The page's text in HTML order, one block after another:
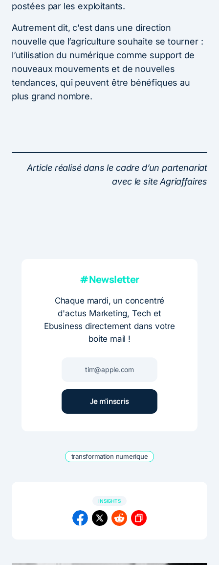
postées par les exploitants.
Autrement dit, c’est dans une direction
nouvelle que l’agriculture souhaite se tourner :
l’utilisation du numérique comme support de
nouveaux mouvements et de nouvelles
tendances, qui peuvent être bénéfiques au
plus grand nombre.
Article réalisé dans le cadre d’un partenariat
avec le site Agriaffaires
#Newsletter
Chaque mardi, un concentré
d'actus Marketing, Tech et
Ebusiness directement dans votre
boite mail !
transformation numerique
INSIGHTS